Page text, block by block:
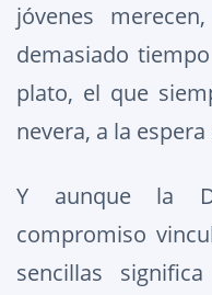
jóvenes
demasiado
plato, el que
nevera, a la
Y aunque la
compromiso
sencillas